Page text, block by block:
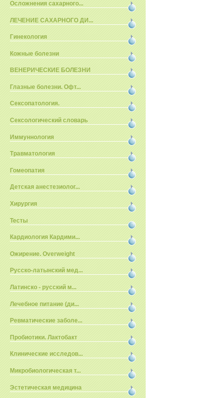
Осложнения сахарного...
ЛЕЧЕНИЕ САХАРНОГО ДИ...
Гинекология
Кожные болезни
ВЕНЕРИЧЕСКИЕ БОЛЕЗНИ
Глазные болезни. Офт...
Сексопатология.
Сексологический словарь
Иммуннология
Травматология
Гомеопатия
Детская анестезиолог...
Хирургия
Тесты
Кардиология Кардими...
Ожирение. Overweight
Русско-латынский мед...
Латинско - русский м...
Лечебное питание (ди...
Ревматические заболе...
Пробиотики. Лактобакт
Клинические исследов...
Микробиологическая т...
Эстетическая медицина